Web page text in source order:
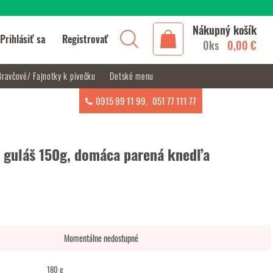
150g, domáca parená knedľa
Momentálne nedostupné
180 g
Prihlásiť sa Registrovať
Nákupný košík
0ks 0,00 €
Fajnotky k pivečku Detské menu
0915 99 11 99, 051 77 111 77